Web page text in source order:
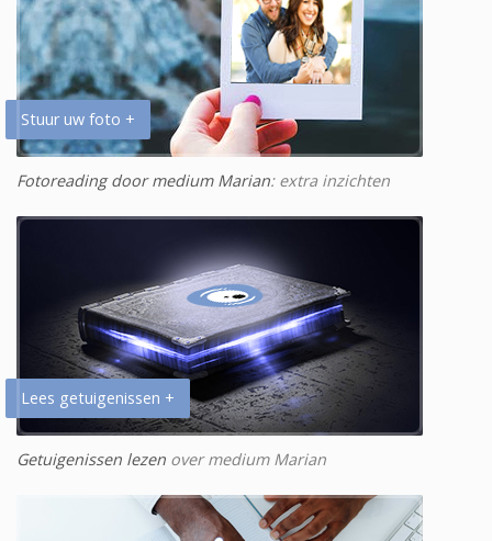
Stuur uw foto +
Fotoreading door medium Marian: extra inzichten
Lees getuigenissen +
Getuigenissen lezen over medium Marian